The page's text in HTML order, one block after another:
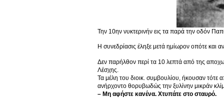
Την 10ην νυκτερινήν εις τα παρά την οδόν
Η συνεδρίασις έληξε μετά ημίωρον οπότε και
Δεν παρήλθον περί τα 10 λεπτά από της
Λέσχης.
Τα μέλη του διοικ. συμβουλίου, ήκουσαν τότε
ανήρχοντο θορυβωδώς την ξυλίνην μικράν
– Μη αφήστε κανένα. Χτυπάτε στο σταυρό.